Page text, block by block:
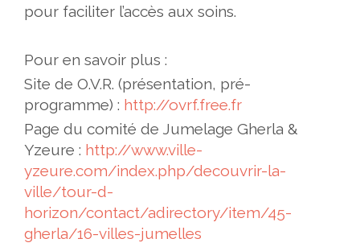
pour faciliter l’accès aux soins.
Pour en savoir plus :
Site de O.V.R. (présentation, pré-
programme) : http://ovrf.free.fr
Page du comité de Jumelage Gherla &
Yzeure : http://www.ville-
yzeure.com/index.php/decouvrir-la-
ville/tour-d-
horizon/contact/adirectory/item/45-
gherla/16-villes-jumelles